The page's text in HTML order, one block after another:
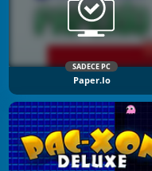
SADECE PC
Paper.io